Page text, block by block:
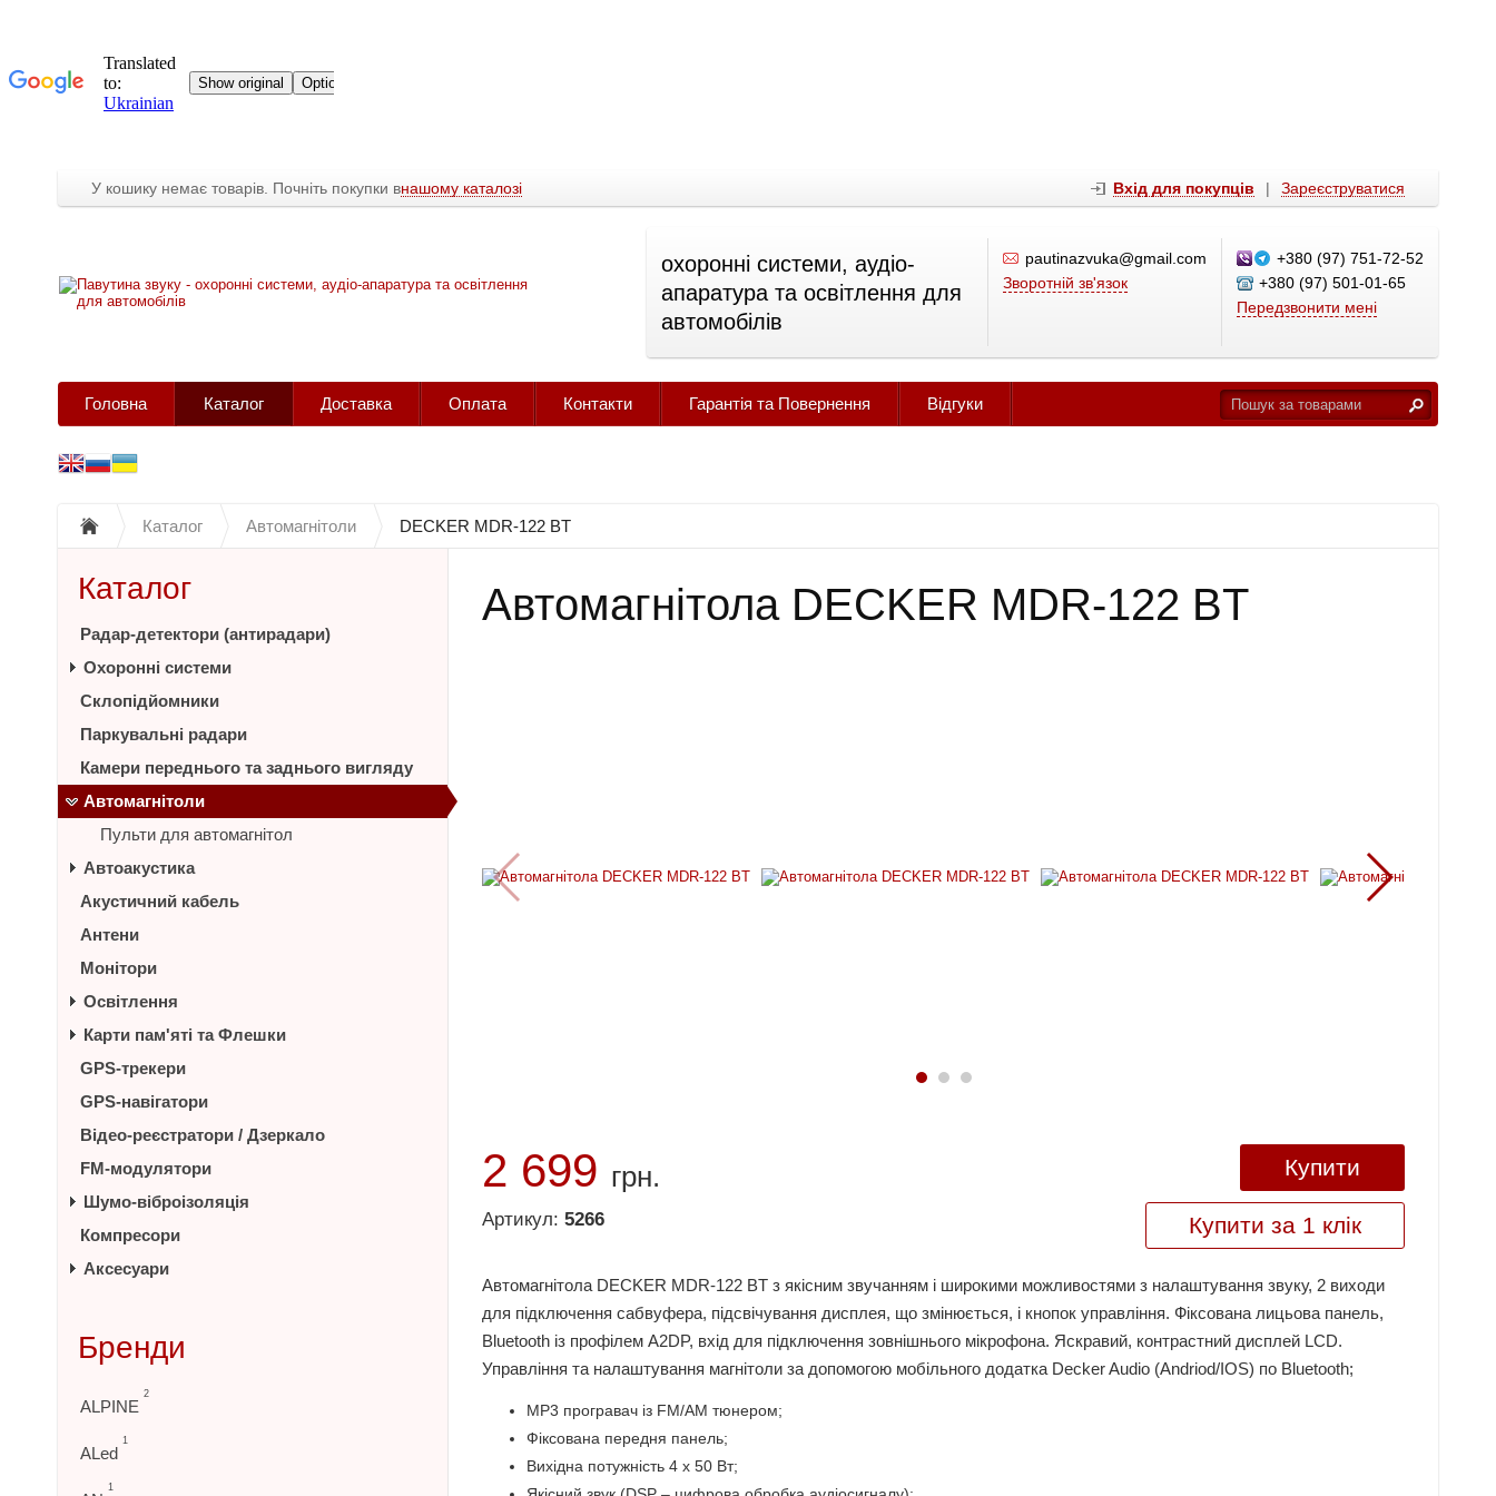
У кошику немає товарів. Почніть покупки внашому каталозі Вхід для покупців | Зареєструватися
охоронні системи, аудіо-
апаратура та освітлення для
автомобілів
pautinazvuka@gmail.com
Зворотній зв'язок
+380 (97) 751-72-52
+380 (97) 501-01-65
Передзвонити мені
Головна Каталог Доставка Оплата Контакти Гарантія та Повернення Відгуки
Каталог Автомагнітоли DECKER MDR-122 BT
Автомагнітола DECKER MDR-122 BT
2 699 грн.
Артикул: 5266
Купити
Купити за 1 клік
Автомагнітола DECKER MDR-122 BT з якісним звучанням і широкими можливостями з налаштування звуку, 2 виходи
для підключення сабвуфера, підсвічування дисплея, що змінюється, і кнопок управління. Фіксована лицьова панель,
Bluetooth із профілем A2DP, вхід для підключення зовнішнього мікрофона. Яскравий, контрастний дисплей LCD.
Управління та налаштування магнітоли за допомогою мобільного додатка Decker Audio (Andriod/IOS) по Bluetooth;
MP3 програвач із FM/AM тюнером;
Фіксована передня панель;
Вихідна потужність 4 х 50 Вт;
Каталог
Радар-детектори (антирадари)
Охоронні системи
Склопідйомники
Паркувальні радари
Камери переднього та заднього вигляду
Автомагнітоли
Пульти для автомагнітол
Автоакустика
Акустичний кабель
Антени
Монітори
Освітлення
Карти пам'яті та Флешки
GPS-трекери
GPS-навігатори
Відео-реєстратори / Дзеркало
FM-модулятори
Шумо-віброізоляція
Компресори
Аксесуари
Бренди
ALPINE
2
ALed
1
1